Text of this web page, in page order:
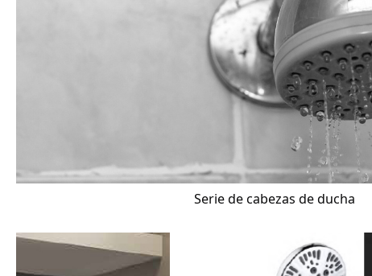
Serie de cabezas de ducha